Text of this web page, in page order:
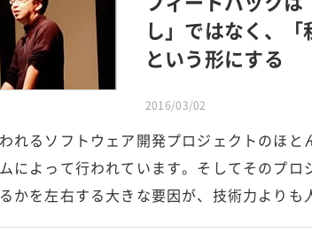
し」ではなく、「
という形にする
2016/03/02
れるソフトウェア開発プロジェクトのほと
によって行われています。そしてそのプロ
かを左右する大きな要因が、技術力より